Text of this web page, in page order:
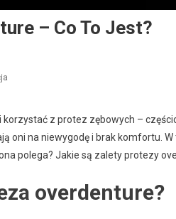
– Co To Jest?
korzystać z protez zębowych –
oni na niewygodę i brak komfortu.
polega? Jakie są zalety protezy
overdenture?